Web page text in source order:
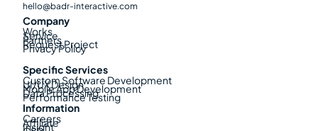
hello@badr-interactive.com
Company
Works
Service
Partners
Request Project
Privacy Policy
Specific Services
Custom Software Development
UI/UX Design
Mobile App Development
Data Processing
Performance Testing
Information
Careers
Affiliate
Insight